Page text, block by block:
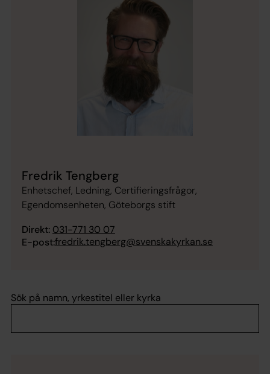
Fredrik Tengberg
Enhetschef, Ledning, Certifieringsfrågor,
Egendomsenheten, Göteborgs stift
Direkt: 031-771 30 07
E-post:fredrik.tengberg@svenskakyrkan.se
Sök på namn, yrkestitel eller kyrka